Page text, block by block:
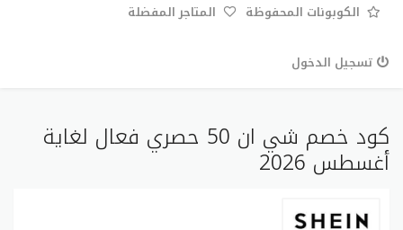
الكوبونات المحفوظة المتاجر المفضلة
تسجيل الدخول
كود خصم شي ان 50 حصري فعال لغاية
أغسطس 2026